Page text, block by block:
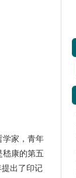
学家，青年
嵇康的第五
出了印记